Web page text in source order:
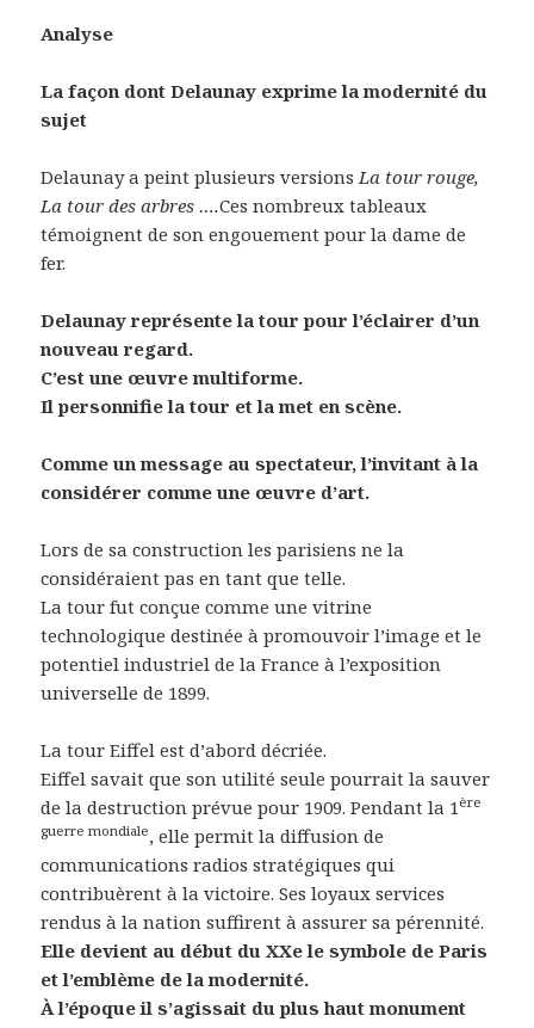
Analyse
La façon dont Delaunay exprime la modernité du
sujet
Delaunay a peint plusieurs versionsLa tour rouge,
La tour des arbres ….Ces nombreux tableaux
témoignent de son engouement pour la dame de
fer.
Delaunay représente la tour pour l’éclairer d’un
nouveau regard.
C’est une œuvre multiforme.
Il personnifie la tour et la met en scène.
Comme un message au spectateur, l’invitant à la
considérer comme une œuvre d’art.
Lors de sa construction les parisiens ne la
considéraient pas en tant que telle.
La tour fut conçue comme une vitrine
technologique destinée à promouvoir l’image et le
potentiel industriel de la France à l’exposition
universelle de 1899.
La tour Eiffel est d’abord décriée.
Eiffel savait que son utilité seule pourrait la sauver
de la destruction prévue pour 1909. Pendant la 1ère
guerre mondiale, elle permit la diffusion de
communications radios stratégiques qui
contribuèrent à la victoire. Ses loyaux services
rendus à la nation suffirent à assurer sa pérennité.
Elle devient au début du XXe le symbole de Paris
et l’emblème de la modernité.
À l’époque il s’agissait du plus haut monument